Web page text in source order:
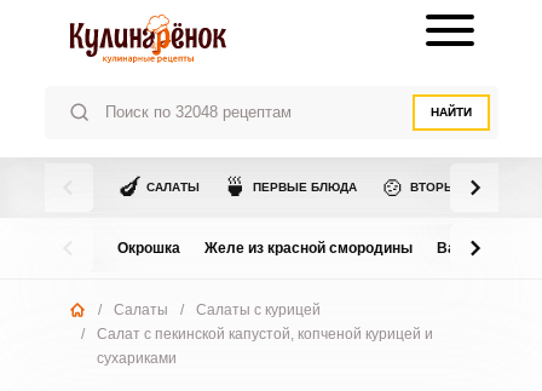
НАЙТИ
🍆 САЛАТЫ 🍵 ПЕРВЫЕ БЛЮДА 🍲 ВТОРЫЕ БЛЮДА
Окрошка Желе из красной смородины Варенье из
/ Салаты /
Салаты с курицей
/
Салат с пекинской капустой, копченой курицей и
сухариками